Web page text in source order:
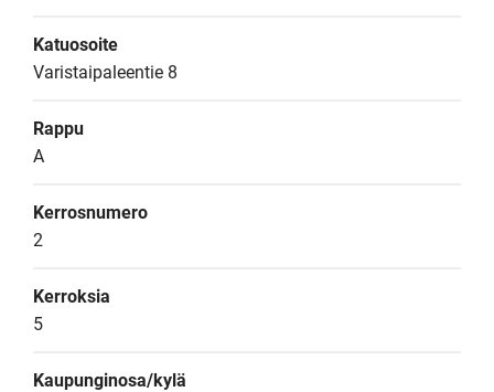
Katuosoite
Varistaipaleentie 8
Rappu
A
Kerrosnumero
2
Kerroksia
5
Kaupunginosa/kylä